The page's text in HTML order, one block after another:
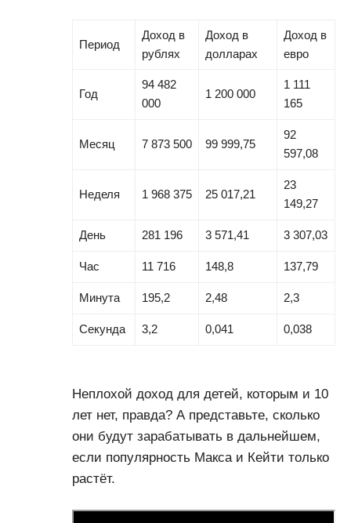
Период
Доход в
рублях
Доход в
долларах
Доход в
евро
Год
94 482
000
1 200 000
1 111
165
Месяц 7 873 500 99 999,75
92
597,08
Неделя 1 968 375 25 017,21
23
149,27
День 281 196 3 571,41 3 307,03
Час 11 716 148,8 137,79
Минута 195,2 2,48 2,3
Секунда 3,2 0,041 0,038
Неплохой доход для детей, которым и 10
лет нет, правда? А представьте, сколько
они будут зарабатывать в дальнейшем,
если популярность Макса и Кейти только
растёт.